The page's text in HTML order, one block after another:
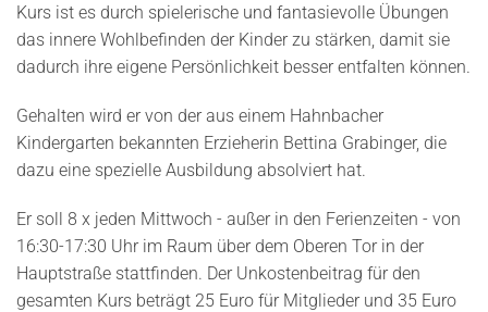
Kurs ist es durch spielerische und fantasievolle Übungen
das innere Wohlbefinden der Kinder zu stärken, damit sie
dadurch ihre eigene Persönlichkeit besser entfalten können.
Gehalten wird er von der aus einem Hahnbacher
Kindergarten bekannten Erzieherin Bettina Grabinger, die
dazu eine spezielle Ausbildung absolviert hat.
Er soll 8 x jeden Mittwoch - außer in den Ferienzeiten - von
16:30-17:30 Uhr im Raum über dem Oberen Tor in der
Hauptstraße stattfinden. Der Unkostenbeitrag für den
gesamten Kurs beträgt 25 Euro für Mitglieder und 35 Euro